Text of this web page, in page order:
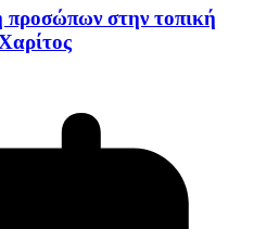
προσώπων στην τοπική